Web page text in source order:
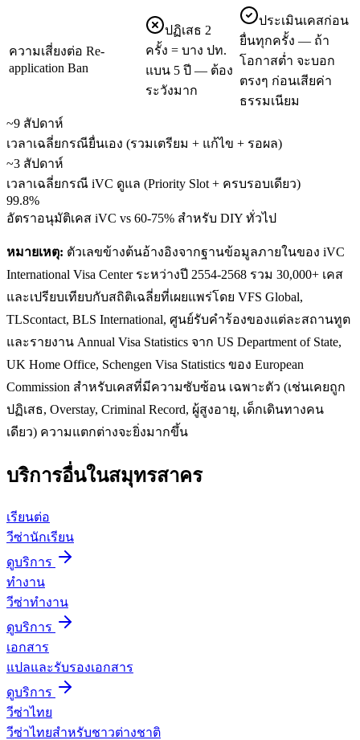
ความเสี่ยงต่อ Re-
application Ban
ปฏิเสธ 2
ครั้ง = บาง ปท.
แบน 5 ปี — ต้อง
ระวังมาก
ประเมินเคสก่อน
ยื่นทุกครั้ง — ถ้า
โอกาสต่ำ จะบอก
ตรงๆ ก่อนเสียค่า
ธรรมเนียม
~9 สัปดาห์
เวลาเฉลี่ยกรณียื่นเอง (รวมเตรียม + แก้ไข + รอผล)
~3 สัปดาห์
เวลาเฉลี่ยกรณี iVC ดูแล (Priority Slot + ครบรอบเดียว)
99.8%
อัตราอนุมัติเคส iVC vs 60-75% สำหรับ DIY ทั่วไป
หมายเหตุ: ตัวเลขข้างต้นอ้างอิงจากฐานข้อมูลภายในของ iVC
International Visa Center ระหว่างปี 2554-2568 รวม 30,000+ เคส
และเปรียบเทียบกับสถิติเฉลี่ยที่เผยแพร่โดย VFS Global,
TLScontact, BLS International, ศูนย์รับคำร้องของแต่ละสถานทูต
และรายงาน Annual Visa Statistics จาก US Department of State,
UK Home Office, Schengen Visa Statistics ของ European
Commission สำหรับเคสที่มีความซับซ้อน เฉพาะตัว (เช่นเคยถูก
ปฏิเสธ, Overstay, Criminal Record, ผู้สูงอายุ, เด็กเดินทางคน
เดียว) ความแตกต่างจะยิ่งมากขึ้น
บริการอื่นในสมุทรสาคร
เรียนต่อ
วีซ่านักเรียน
ดูบริการ
ทำงาน
วีซ่าทำงาน
ดูบริการ
เอกสาร
แปลและรับรองเอกสาร
ดูบริการ
วีซ่าไทย
วีซ่าไทยสำหรับชาวต่างชาติ